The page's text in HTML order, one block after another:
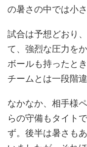
の暑さの中では小
試合は予想どおり
て、強烈な圧力を
ボールも持ったと
チームとは一段階
なかなか、相手様
らの守備もタイト
ず。後半は暑さも